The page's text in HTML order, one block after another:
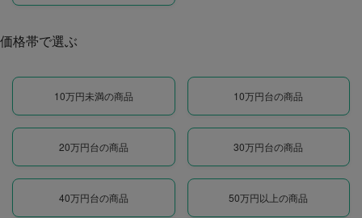
価格帯で選ぶ
10万円未満の商品 10万円台の商品
20万円台の商品 30万円台の商品
40万円台の商品 50万円以上の商品